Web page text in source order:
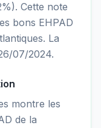
Cette note
bons EHPAD
La
07/2024.
montre les
de la